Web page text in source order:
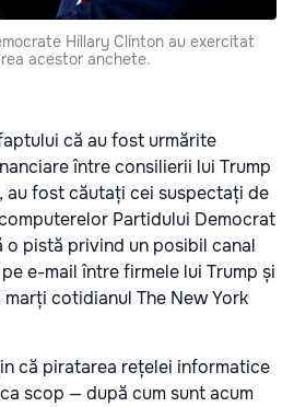
Hillary Clinton au exercitat
acestor anchete.
că au fost urmărite
între consilierii lui Trump
au fost căutați cei suspectați de
Partidului Democrat
o pistă privind un posibil canal
e-mail între firmele lui Trump și
cotidianul The New York
că piratarea rețelei informatice
scop — după cum sunt acum